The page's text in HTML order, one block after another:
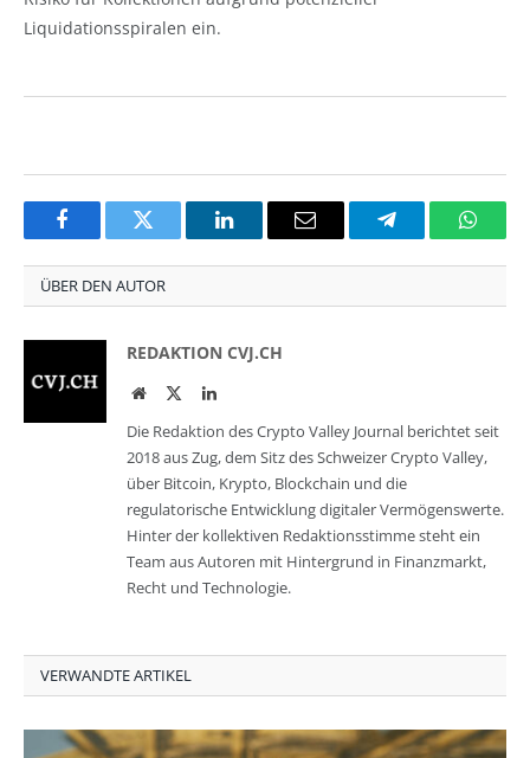
Liquidationsspiralen ein.
FacebookTwitter LinkedInEmail Telegram
ÜBER DEN AUTOR
REDAKTION CVJ.CH
WebsiteTwitterLinkedIn
Die Redaktion des Crypto Valley Journal berichtet seit
2018 aus Zug, dem Sitz des Schweizer Crypto Valley,
über Bitcoin, Krypto, Blockchain und die
regulatorische Entwicklung digitaler Vermögenswerte.
Hinter der kollektiven Redaktionsstimme steht ein
Team aus Autoren mit Hintergrund in Finanzmarkt,
Recht und Technologie.
VERWANDTE ARTIKEL